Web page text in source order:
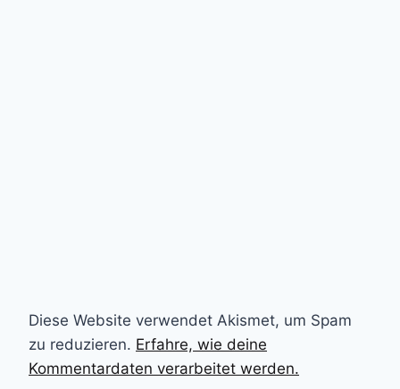
Diese Website verwendet Akismet, um Spam
zu reduzieren. Erfahre, wie deine
Kommentardaten verarbeitet werden.